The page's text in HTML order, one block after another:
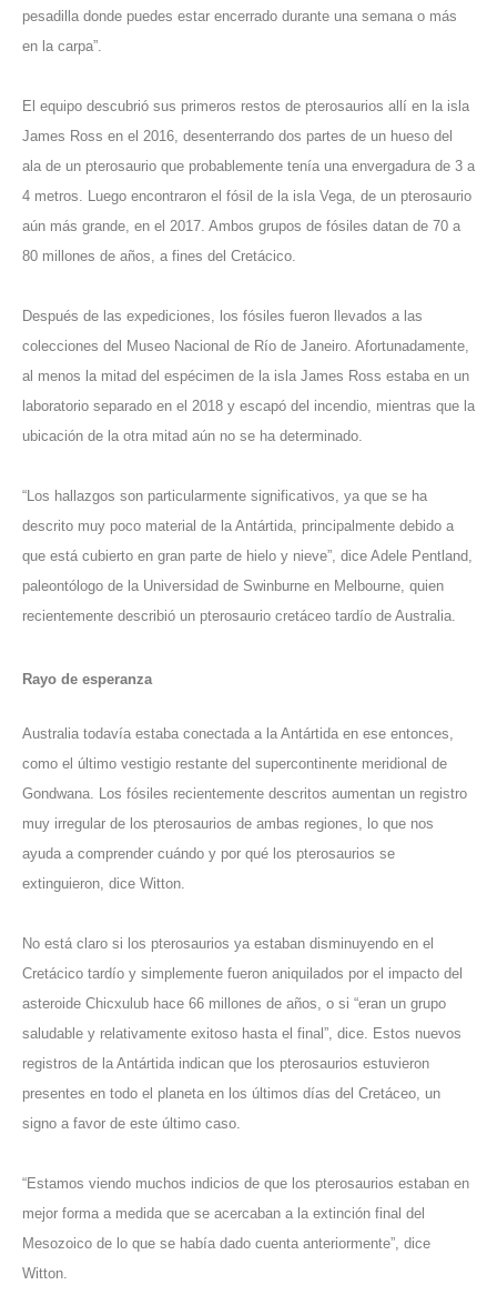
pesadilla donde puedes estar encerrado durante una semana o más
en la carpa”.
El equipo descubrió sus primeros restos de pterosaurios allí en la isla
James Ross en el 2016, desenterrando dos partes de un hueso del
ala de un pterosaurio que probablemente tenía una envergadura de 3 a
4 metros. Luego encontraron el fósil de la isla Vega, de un pterosaurio
aún más grande, en el 2017. Ambos grupos de fósiles datan de 70 a
80 millones de años, a fines del Cretácico.
Después de las expediciones, los fósiles fueron llevados a las
colecciones del Museo Nacional de Río de Janeiro. Afortunadamente,
al menos la mitad del espécimen de la isla James Ross estaba en un
laboratorio separado en el 2018 y escapó del incendio, mientras que la
ubicación de la otra mitad aún no se ha determinado.
“Los hallazgos son particularmente significativos, ya que se ha
descrito muy poco material de la Antártida, principalmente debido a
que está cubierto en gran parte de hielo y nieve”, dice Adele Pentland,
paleontólogo de la Universidad de Swinburne en Melbourne, quien
recientemente describió un pterosaurio cretáceo tardío de Australia.
Rayo de esperanza
Australia todavía estaba conectada a la Antártida en ese entonces,
como el último vestigio restante del supercontinente meridional de
Gondwana. Los fósiles recientemente descritos aumentan un registro
muy irregular de los pterosaurios de ambas regiones, lo que nos
ayuda a comprender cuándo y por qué los pterosaurios se
extinguieron, dice Witton.
No está claro si los pterosaurios ya estaban disminuyendo en el
Cretácico tardío y simplemente fueron aniquilados por el impacto del
asteroide Chicxulub hace 66 millones de años, o si “eran un grupo
saludable y relativamente exitoso hasta el final”, dice. Estos nuevos
registros de la Antártida indican que los pterosaurios estuvieron
presentes en todo el planeta en los últimos días del Cretáceo, un
signo a favor de este último caso.
“Estamos viendo muchos indicios de que los pterosaurios estaban en
mejor forma a medida que se acercaban a la extinción final del
Mesozoico de lo que se había dado cuenta anteriormente”, dice
Witton.